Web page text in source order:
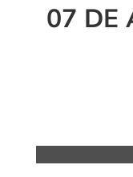
07 DE